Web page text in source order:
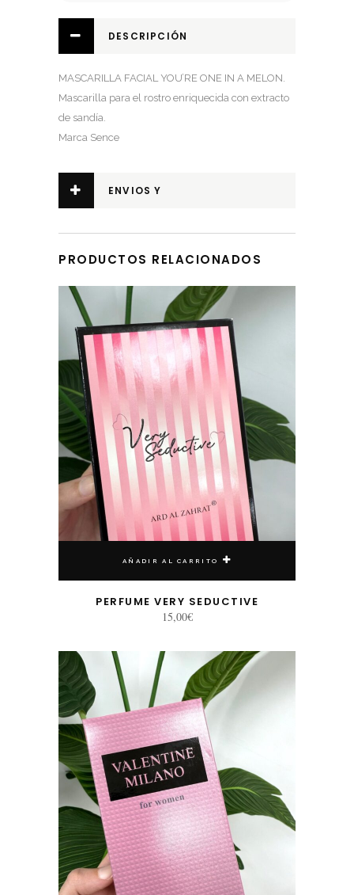
DESCRIPCIÓN
MASCARILLA FACIAL YOU’RE ONE IN A MELON.
Mascarilla para el rostro enriquecida con extracto
de sandía.
Marca Sence
ENVIOS Y
PRODUCTOS RELACIONADOS
AÑADIR AL CARRITO
PERFUME VERY SEDUCTIVE
15,00€